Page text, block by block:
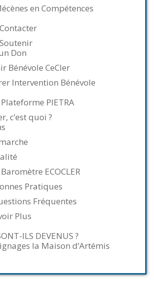
en Compétences
Don
Bénévole CeCler
Intervention Bénévole
PIETRA
c’est quoi ?
ECOCLER
Pratiques
Fréquentes
Plus
ILS DEVENUS ?
la Maison d’Artémis